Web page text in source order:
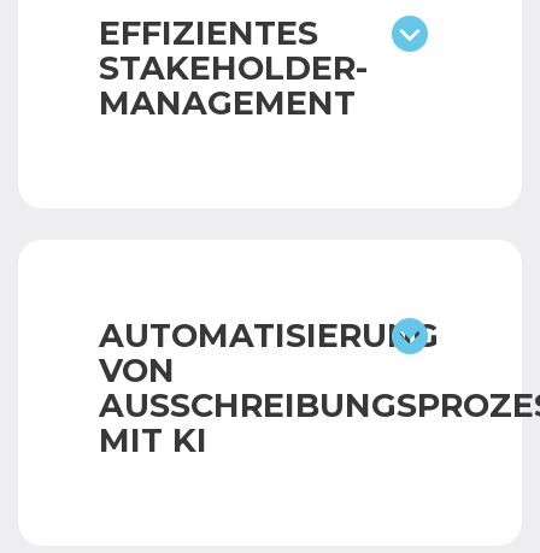
EFFIZIENTES
STAKEHOLDER-
MANAGEMENT
AUTOMATISIERUNG
VON
MIT KI